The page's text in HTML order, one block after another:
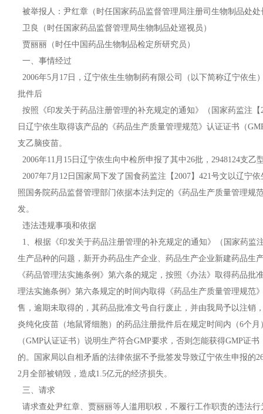
被举报人：尹红章（时任国家药品监督管理局注册司生物制品处处
卫良（时任国家药品监督管理局生物制品处巡视员）
贾丽丽（时任中国药品生物制品检定所研究员）
一、事情经过
2006年5月17日，辽宁依生生物制药有限公司（以下简称辽宁依
批件后
按照《印发关于药品注册管理的补充规定的通知》（国家药监注【
日辽宁依生取得该产品的《药品生产质量管理规范》认证证书（
支乙脑疫苗。
2006年11月15日辽宁依生向中检所申报了其中26批，2948124支
2007年7月12日国家局下发了国食药监注【2007】421号文以辽宁
照国务院药品监督管理部门依据本法判定的《药品生产质量管理规
发。
违法违规事项和依据
1、根据《印发关于药品注册管理的补充规定的通知》（国家药监
生产品种的问题，新开办药品生产企业、药品生产企业新建药品生
《药品管理法实施条例》第六条的规定，按照《办法》取得药品
理法实施条例》第六条规定的时间内取得《药品生产质量管理规范
售，逾期未取得的，其药品批准文号自行废止，并由我局予以注销
炎纯化疫苗（地鼠肾细胞）的药品注册批件后在规定时间内（6个
（GMP认证证书）说明生产符合GMP要求，否则怎能获得GMP证
的。国家局以自相矛盾的法律依据不予批签发导致辽宁依生申报的
2月全部被销毁，造成1.5亿元的经济损失。
三、请求
请求查处尹红章、贾丽丽等人滥用职权，不履行工作职责的违法行